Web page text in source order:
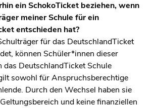
ein SchokoTicket beziehen, wenn
meiner Schule für ein
entschieden hat?
für das DeutschlandTicket
können Schüler*innen dieser
das DeutschlandTicket Schule
sowohl für Anspruchsberechtige
Durch den Wechsel haben sie
und keine finanziellen